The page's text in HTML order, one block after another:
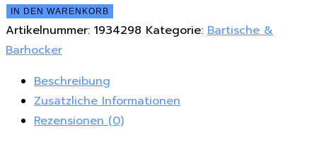
IN DEN WARENKORB
Artikelnummer: 1934298 Kategorie: Bartische &
Barhocker
Beschreibung
Zusätzliche Informationen
Rezensionen (0)